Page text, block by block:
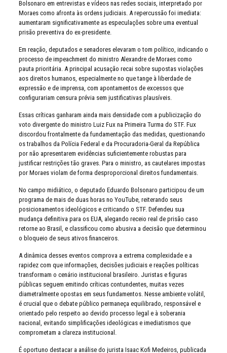
Bolsonaro em entrevistas e vídeos nas redes sociais, interpretado por
Moraes como afronta às ordens judiciais. A repercussão foi imediata:
aumentaram significativamente as especulações sobre uma eventual
prisão preventiva do ex-presidente.
Em reação, deputados e senadores elevaram o tom político, indicando o
processo de impeachment do ministro Alexandre de Moraes como
pauta prioritária. A principal acusação recai sobre supostas violações
aos direitos humanos, especialmente no que tange à liberdade de
expressão e de imprensa, com apontamentos de excessos que
configurariam censura prévia sem justificativas plausíveis.
Essas críticas ganharam ainda mais densidade com a publicização do
voto divergente do ministro Luiz Fux na Primeira Turma do STF. Fux
discordou frontalmente da fundamentação das medidas, questionando
os trabalhos da Polícia Federal e da Procuradoria-Geral da República
por não apresentarem evidências suficientemente robustas para
justificar restrições tão graves. Para o ministro, as cautelares impostas
por Moraes violam de forma desproporcional direitos fundamentais.
No campo midiático, o deputado Eduardo Bolsonaro participou de um
programa de mais de duas horas no YouTube, reiterando seus
posicionamentos ideológicos e criticando o STF. Defendeu sua
mudança definitiva para os EUA, alegando receio real de prisão caso
retorne ao Brasil, e classificou como abusiva a decisão que determinou
o bloqueio de seus ativos financeiros.
A dinâmica desses eventos comprova a extrema complexidade e a
rapidez com que informações, decisões judiciais e reações políticas
transformam o cenário institucional brasileiro. Juristas e figuras
públicas seguem emitindo críticas contundentes, muitas vezes
diametralmente opostas em seus fundamentos. Nesse ambiente volátil,
é crucial que o debate público permaneça equilibrado, responsável e
orientado pelo respeito ao devido processo legal e à soberania
nacional, evitando simplificações ideológicas e imediatismos que
comprometam a clareza institucional.
É oportuno destacar a análise do jurista Isaac Kofi Medeiros, publicada